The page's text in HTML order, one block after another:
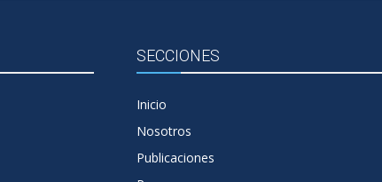
SECCIONES
Inicio
Nosotros
Publicaciones